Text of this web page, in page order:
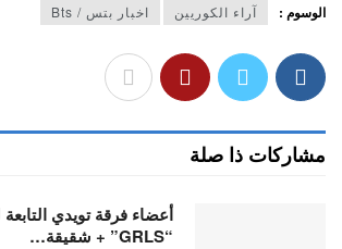
الوسوم : آراء الكوريين اخبار بتس / Bts
مشاركات ذا صلة
أعضاء فرقة تويدي
“GRLS” + شقيقة…